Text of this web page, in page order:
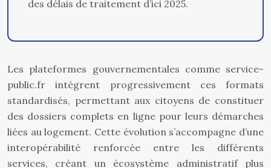
des délais de traitement d’ici 2025.
Les plateformes gouvernementales comme service-
public.fr intègrent progressivement ces formats
standardisés, permettant aux citoyens de constituer
des dossiers complets en ligne pour leurs démarches
liées au logement. Cette évolution s’accompagne d’une
interopérabilité renforcée entre les différents
services, créant un écosystème administratif plus